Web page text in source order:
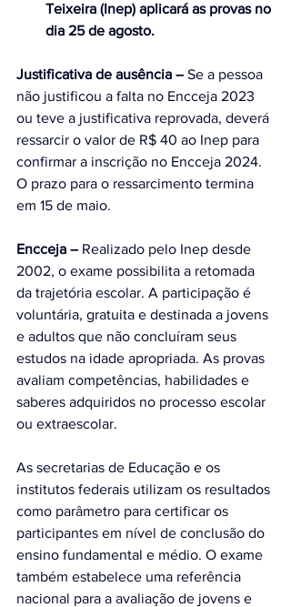
Teixeira (Inep) aplicará as provas no
dia 25 de agosto.
Justificativa de ausência – Se a pessoa
não justificou a falta no Encceja 2023
ou teve a justificativa reprovada, deverá
ressarcir o valor de R$ 40 ao Inep para
confirmar a inscrição no Encceja 2024.
O prazo para o ressarcimento termina
em 15 de maio.
Encceja – Realizado pelo Inep desde
2002, o exame possibilita a retomada
da trajetória escolar. A participação é
voluntária, gratuita e destinada a jovens
e adultos que não concluíram seus
estudos na idade apropriada. As provas
avaliam competências, habilidades e
saberes adquiridos no processo escolar
ou extraescolar.
As secretarias de Educação e os
institutos federais utilizam os resultados
como parâmetro para certificar os
participantes em nível de conclusão do
ensino fundamental e médio. O exame
também estabelece uma referência
nacional para a avaliação de jovens e